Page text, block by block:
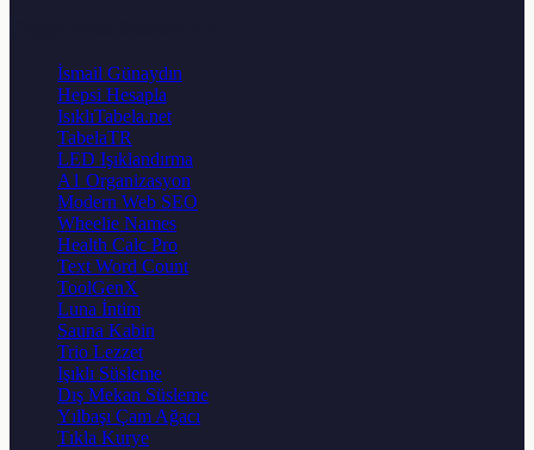
İsmail Günaydın
Hepsi Hesapla
IsıklıTabela.net
TabelaTR
LED Işıklandırma
A1 Organizasyon
Modern Web SEO
Wheelie Names
Health Calc Pro
Text Word Count
ToolGenX
Luna İntim
Sauna Kabin
Trio Lezzet
Işıklı Süsleme
Dış Mekan Süsleme
Yılbaşı Çam Ağacı
Tıkla Kurye